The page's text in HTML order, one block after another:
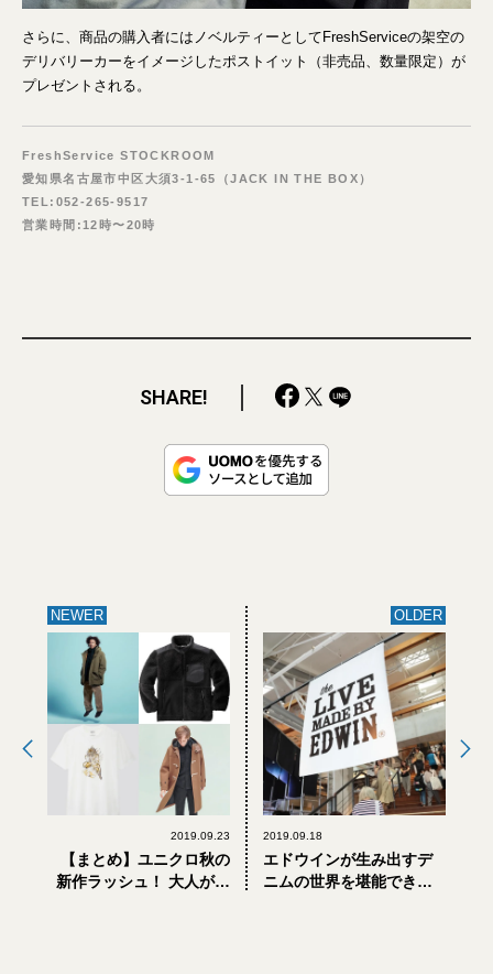
さらに、商品の購入者にはノベルティーとしてFreshServiceの架空の
デリバリーカーをイメージしたポストイット（非売品、数量限定）が
プレゼントされる。
FreshService STOCKROOM
愛知県名古屋市中区大須3-1-65（JACK IN THE BOX）
TEL:052-265-9517
営業時間:12時〜20時
SHARE!
NEWER
2019.09.23
【まとめ】ユニクロ秋の
新作ラッシュ！ 大人が買
OLDER
2019.09.18
エドウインが生み出すデ
ニムの世界を堪能できる